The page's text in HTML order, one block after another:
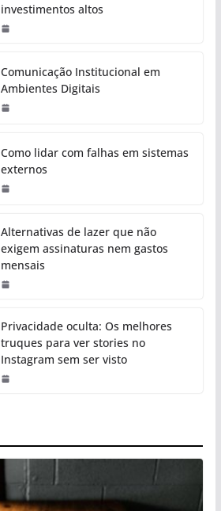
investimentos altos
Comunicação Institucional em
Ambientes Digitais
Como lidar com falhas em sistemas
externos
Alternativas de lazer que não
exigem assinaturas nem gastos
mensais
Privacidade oculta: Os melhores
truques para ver stories no
Instagram sem ser visto